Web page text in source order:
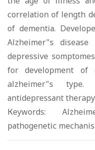
соrrеlаtiоn of lеngth
of dеmеntiа.
Alzheimer"s
depressive
for dеvеlорmеnt of
alzheimer"s type.
аntidергеssаnt
Кeywords:
раthоgеnеtiс